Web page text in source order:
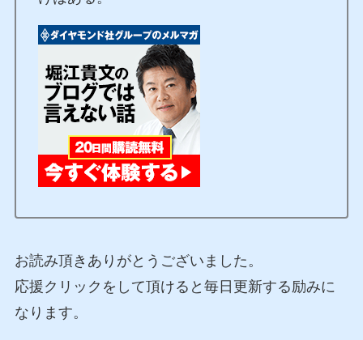
お読み頂きありがとうございました。
応援クリックをして頂けると毎日更新する励みに
なります。